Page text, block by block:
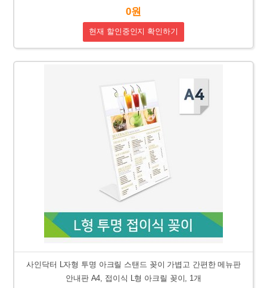
0원
현재 할인중인지 확인하기
사인닥터 L자형 투명 아크릴 스탠드 꽂이 가볍고 간편한 메뉴판
안내판 A4, 접이식 L형 아크릴 꽂이, 1개